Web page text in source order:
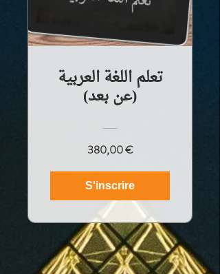
تعلم اللغة العربية
(عن بعد)
380,00 €
S'inscrire